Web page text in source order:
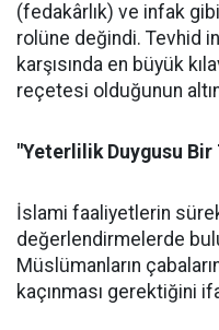
(fedakârlık) ve infak
rolüne değindi. Tevhid
karşısında en büyük
reçetesi olduğunun
"Yeterlilik Duygusu Bir
İslami faaliyetlerin
değerlendirmelerde
Müslümanların
kaçınması gerektiğini